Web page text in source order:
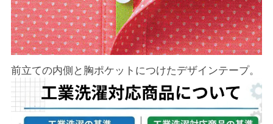
前立ての内側と胸ポケットにつけたデザインテープ。